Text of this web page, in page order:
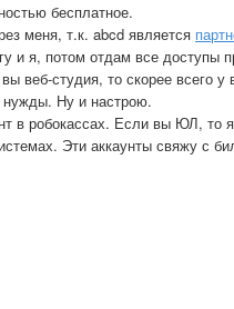
бесплатное.
меня, т.к. abcd является
и я, потом отдам все доступы
веб-студия, то скорее всего
нужды. Ну и настрою.
в робокассах. Если вы ЮЛ, то
Эти аккаунты свяжу с